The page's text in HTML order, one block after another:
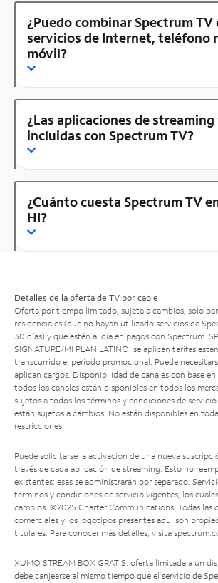
¿Puedo combinar Spectrum TV
servicios de Internet, teléfono
móvil?
¿Las aplicaciones de
incluidas con Spectrum TV?
¿Cuánto cuesta Spectrum TV
HI?
Detalles de la oferta de TV por cable
Oferta por tiempo limitado; sujeta a cambios; solo
residenciales (que no hayan utilizado servicios de
30 días) y que estén al día en pagos con Spectrum.
SIGNATURE/MI PLAN LATINO: se aplican tarifas
transcurrido el período promocional. Puede
aplican cargos. Disponibilidad de canales con base
todos los canales están disponibles en todos los
sujetos a todos los términos y condiciones de
están sujetos a cambios. No están disponibles en
restricciones.
Puede solicitarse la activación de una nueva
través de cada aplicación de streaming. Esto no
existentes; esas se administrarán por separado.
términos y condiciones de servicio vigentes, los
cambios. ©2025 Charter Communications. Todas las
comerciales y los logotipos presentes aquí son
titulares. Para conocer más detalles, visita
XUMO STREAM BOX GRATIS: oferta limitada a un
debe canjearse al mismo tiempo que el servicio de